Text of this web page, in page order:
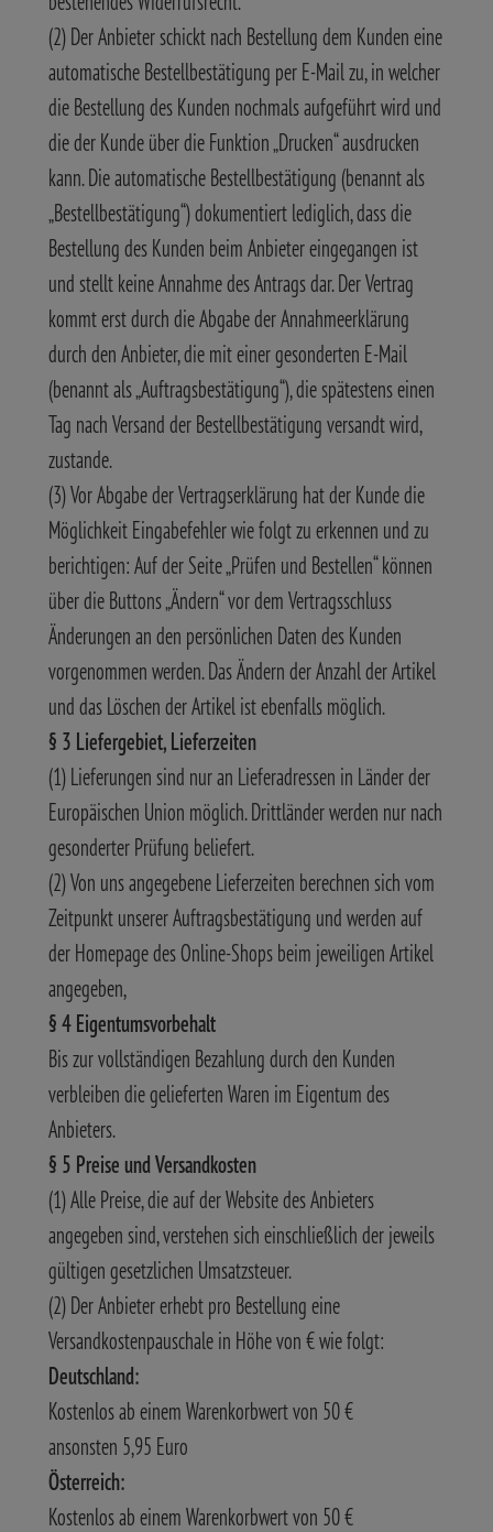
(2) Der Anbieter schickt nach Bestellung dem Kunden eine
automatische Bestellbestätigung per E-Mail zu, in welcher
die Bestellung des Kunden nochmals aufgeführt wird und
die der Kunde über die Funktion „Drucken“ ausdrucken
kann. Die automatische Bestellbestätigung (benannt als
„Bestellbestätigung“) dokumentiert lediglich, dass die
Bestellung des Kunden beim Anbieter eingegangen ist
und stellt keine Annahme des Antrags dar. Der Vertrag
kommt erst durch die Abgabe der Annahmeerklärung
durch den Anbieter, die mit einer gesonderten E-Mail
(benannt als „Auftragsbestätigung“), die spätestens einen
Tag nach Versand der Bestellbestätigung versandt wird,
zustande.
(3) Vor Abgabe der Vertragserklärung hat der Kunde die
Möglichkeit Eingabefehler wie folgt zu erkennen und zu
berichtigen: Auf der Seite „Prüfen und Bestellen“ können
über die Buttons „Ändern“ vor dem Vertragsschluss
Änderungen an den persönlichen Daten des Kunden
vorgenommen werden. Das Ändern der Anzahl der Artikel
und das Löschen der Artikel ist ebenfalls möglich.
§ 3 Liefergebiet, Lieferzeiten
(1) Lieferungen sind nur an Lieferadressen in Länder der
Europäischen Union möglich. Drittländer werden nur nach
gesonderter Prüfung beliefert.
(2) Von uns angegebene Lieferzeiten berechnen sich vom
Zeitpunkt unserer Auftragsbestätigung und werden auf
der Homepage des Online-Shops beim jeweiligen Artikel
angegeben,
§ 4 Eigentumsvorbehalt
Bis zur vollständigen Bezahlung durch den Kunden
verbleiben die gelieferten Waren im Eigentum des
Anbieters.
§ 5 Preise und Versandkosten
(1) Alle Preise, die auf der Website des Anbieters
angegeben sind, verstehen sich einschließlich der jeweils
gültigen gesetzlichen Umsatzsteuer.
(2) Der Anbieter erhebt pro Bestellung eine
Versandkostenpauschale in Höhe von € wie folgt:
Deutschland:
Kostenlos ab einem Warenkorbwert von 50 €
ansonsten 5,95 Euro
Österreich:
Kostenlos ab einem Warenkorbwert von 50 €